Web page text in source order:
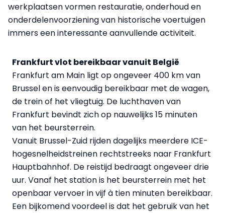
werkplaatsen vormen restauratie, onderhoud en
onderdelenvoorziening van historische voertuigen
immers een interessante aanvullende activiteit.
Frankfurt vlot bereikbaar vanuit België
Frankfurt am Main ligt op ongeveer 400 km van
Brussel en is eenvoudig bereikbaar met de wagen,
de trein of het vliegtuig. De luchthaven van
Frankfurt bevindt zich op nauwelijks 15 minuten
van het beursterrein.
Vanuit Brussel-Zuid rijden dagelijks meerdere ICE-
hogesnelheidstreinen rechtstreeks naar Frankfurt
Hauptbahnhof. De reistijd bedraagt ongeveer drie
uur. Vanaf het station is het beursterrein met het
openbaar vervoer in vijf à tien minuten bereikbaar.
Een bijkomend voordeel is dat het gebruik van het